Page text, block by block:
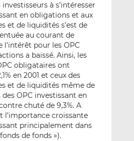
à s’intéresser
en obligations et aux
et de liquidités s’est de
au courant de
l’intérêt pour les OPC
a baissé. Ainsi, les
obligataires ont
en 2001 et ceux des
et de liquidités même de
des OPC investissant en
chuté de 9,3%. A
l’importance croissante
principalement dans
de fonds »).